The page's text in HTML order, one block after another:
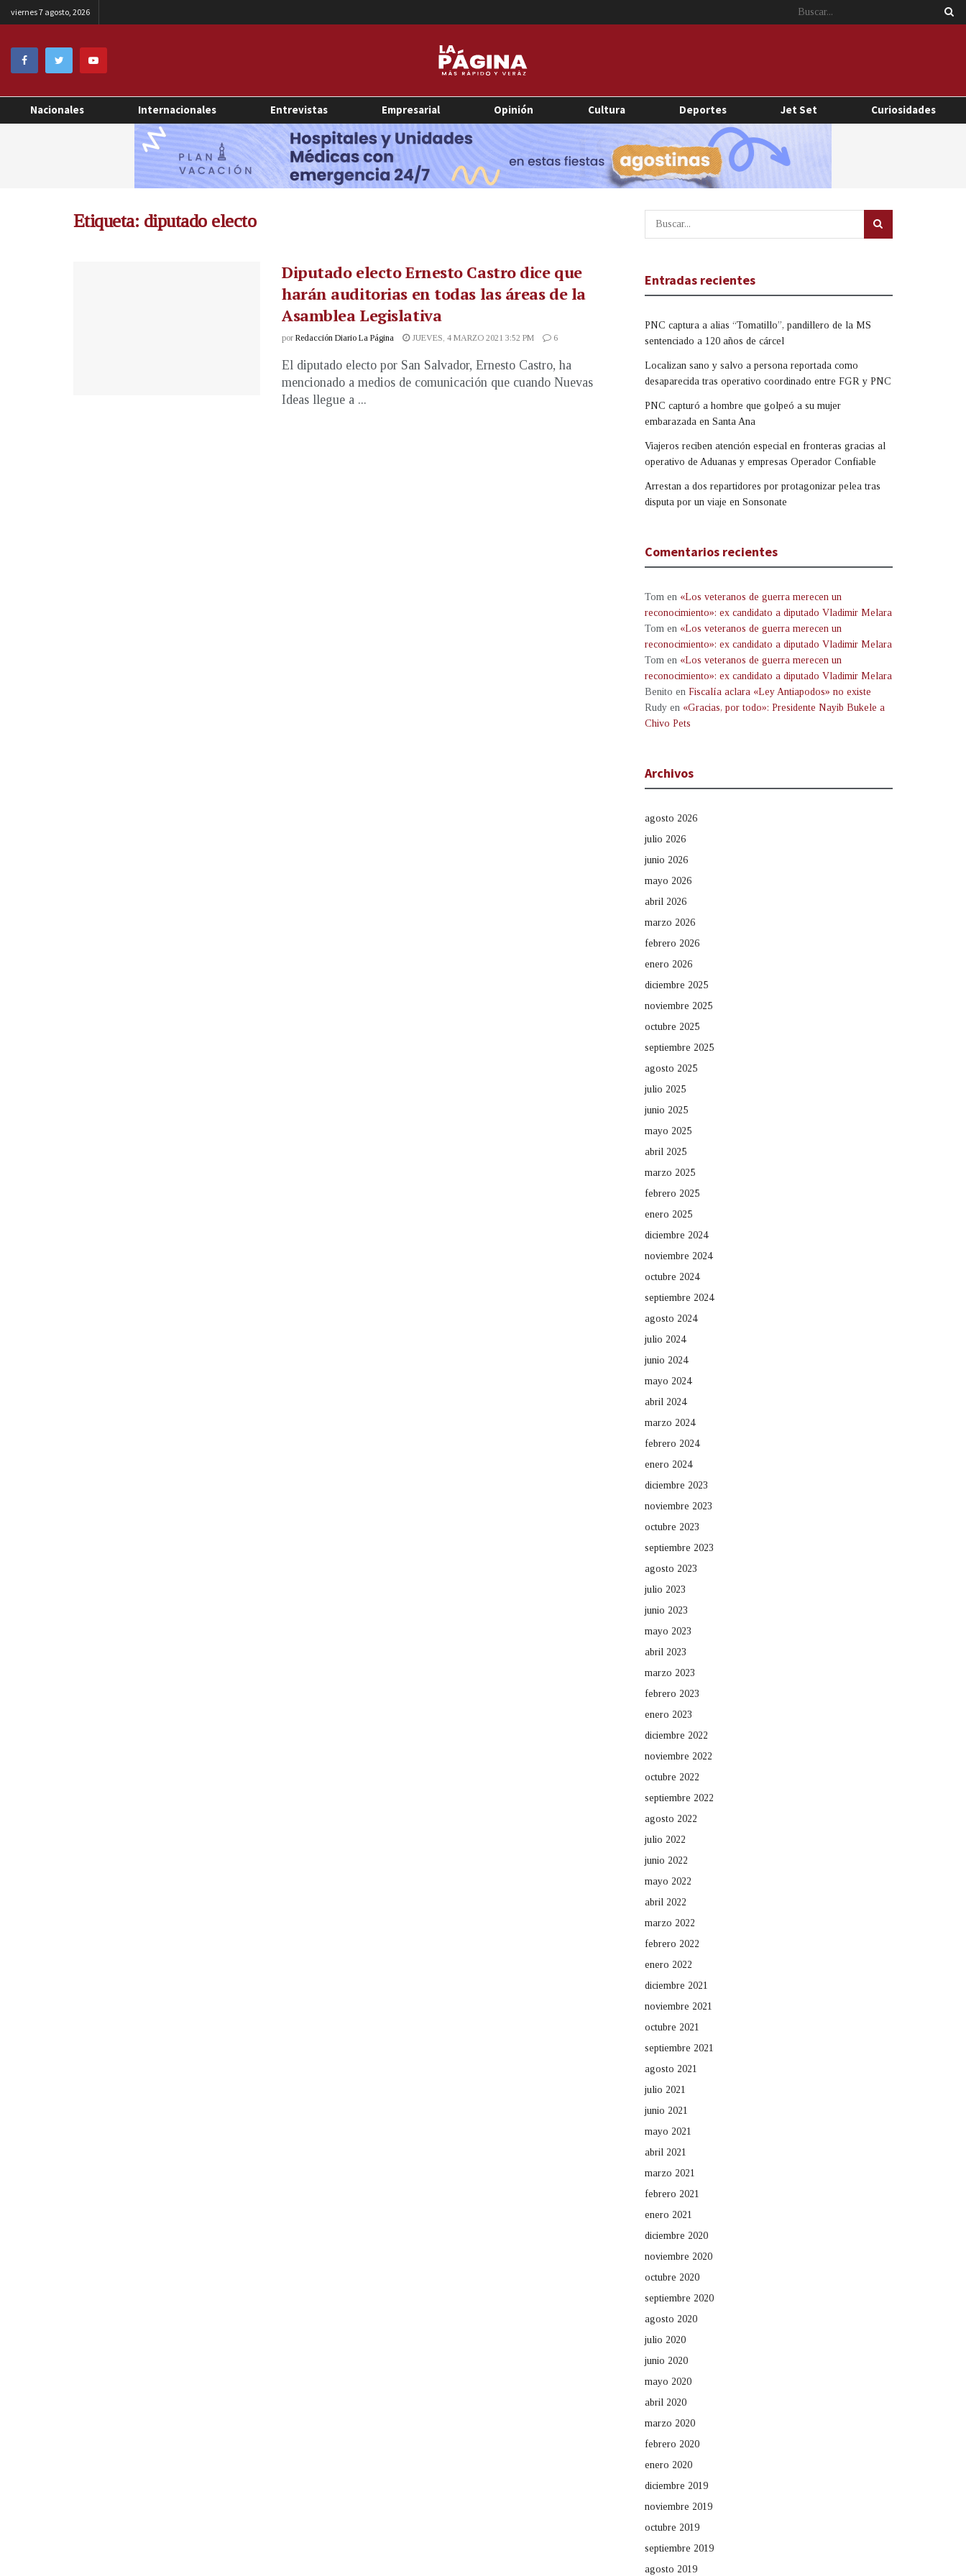
viernes 7 agosto, 2026
Nacionales Internacionales Entrevistas Empresarial Opinión Cultura Deportes Jet Set Curiosidades
Etiqueta: diputado electo
Diputado electo Ernesto Castro dice que
harán auditorias en todas las áreas de la
Asamblea Legislativa
por Redacción Diario La Página JUEVES, 4 MARZO 2021 3:52 PM 6
El diputado electo por San Salvador, Ernesto Castro, ha
mencionado a medios de comunicación que cuando Nuevas
Ideas llegue a ...
Entradas recientes
PNC captura a alias “Tomatillo”, pandillero de la MS
sentenciado a 120 años de cárcel
Localizan sano y salvo a persona reportada como
desaparecida tras operativo coordinado entre FGR y PNC
PNC capturó a hombre que golpeó a su mujer
embarazada en Santa Ana
Viajeros reciben atención especial en fronteras gracias al
operativo de Aduanas y empresas Operador Confiable
Arrestan a dos repartidores por protagonizar pelea tras
disputa por un viaje en Sonsonate
Comentarios recientes
Tom en «Los veteranos de guerra merecen un
reconocimiento»: ex candidato a diputado Vladimir Melara
Tom en «Los veteranos de guerra merecen un
reconocimiento»: ex candidato a diputado Vladimir Melara
Tom en «Los veteranos de guerra merecen un
reconocimiento»: ex candidato a diputado Vladimir Melara
Benito en Fiscalía aclara «Ley Antiapodos» no existe
Rudy en «Gracias, por todo»: Presidente Nayib Bukele a
Chivo Pets
Archivos
agosto 2026
julio 2026
junio 2026
mayo 2026
abril 2026
marzo 2026
febrero 2026
enero 2026
diciembre 2025
noviembre 2025
octubre 2025
septiembre 2025
agosto 2025
julio 2025
junio 2025
mayo 2025
abril 2025
marzo 2025
febrero 2025
enero 2025
diciembre 2024
noviembre 2024
octubre 2024
septiembre 2024
agosto 2024
julio 2024
junio 2024
mayo 2024
abril 2024
marzo 2024
febrero 2024
enero 2024
diciembre 2023
noviembre 2023
octubre 2023
septiembre 2023
agosto 2023
julio 2023
junio 2023
mayo 2023
abril 2023
marzo 2023
febrero 2023
enero 2023
diciembre 2022
noviembre 2022
octubre 2022
septiembre 2022
agosto 2022
julio 2022
junio 2022
mayo 2022
abril 2022
marzo 2022
febrero 2022
enero 2022
diciembre 2021
noviembre 2021
octubre 2021
septiembre 2021
agosto 2021
julio 2021
junio 2021
mayo 2021
abril 2021
marzo 2021
febrero 2021
enero 2021
diciembre 2020
noviembre 2020
octubre 2020
septiembre 2020
agosto 2020
julio 2020
junio 2020
mayo 2020
abril 2020
marzo 2020
febrero 2020
enero 2020
diciembre 2019
noviembre 2019
octubre 2019
septiembre 2019
agosto 2019